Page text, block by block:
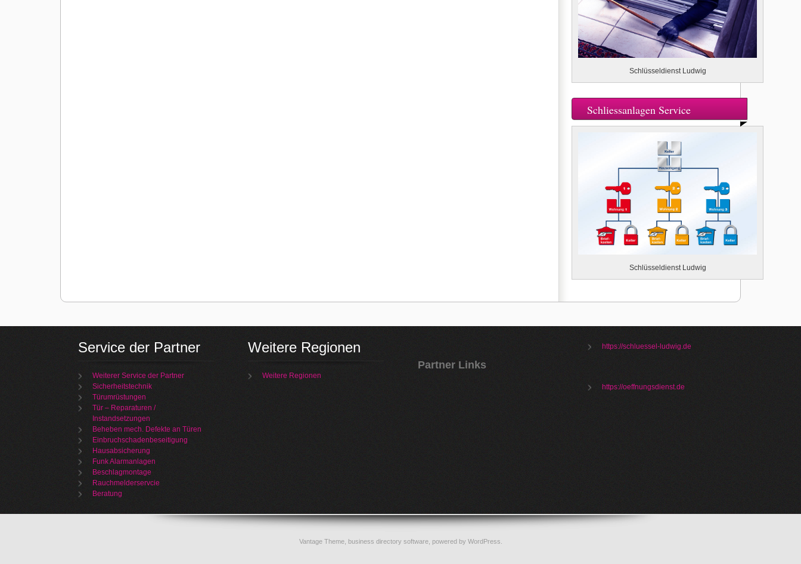
Schlüsseldienst Ludwig
Schliessanlagen Service
Schlüsseldienst Ludwig
Service der Partner
Weiterer Service der Partner
Sicherheitstechnik
Türumrüstungen
Tür – Reparaturen /
Instandsetzungen
Beheben mech. Defekte an Türen
Einbruchschadenbeseitigung
Hausabsicherung
Funk Alarmanlagen
Beschlagmontage
Rauchmelderservcie
Beratung
Weitere Regionen
Weitere Regionen
Partner Links
https://schluessel-ludwig.de
https://oeffnungsdienst.de
Vantage Theme, business directory software, powered by WordPress